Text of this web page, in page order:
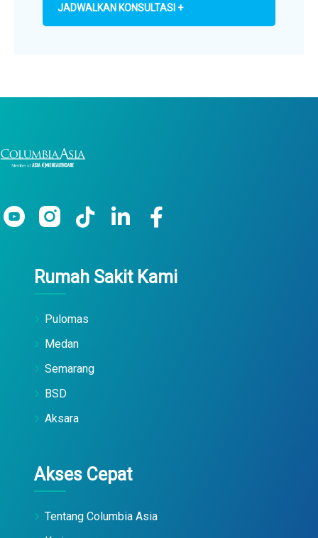
JADWALKAN KONSULTASI +
Rumah Sakit Kami
Pulomas
Medan
Semarang
BSD
Aksara
Akses Cepat
Tentang Columbia Asia